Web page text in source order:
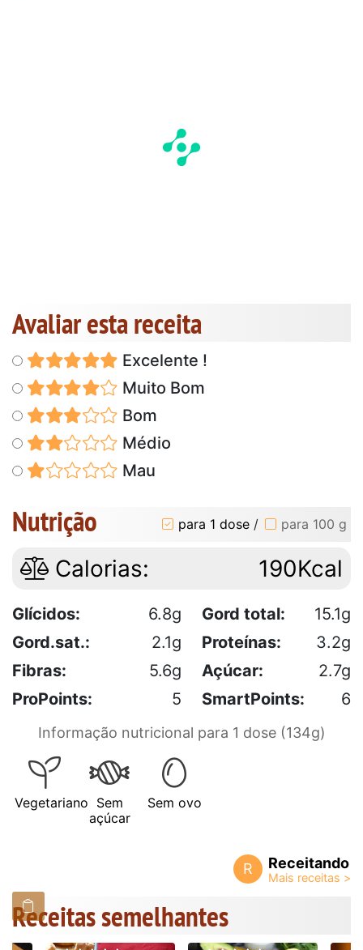
Avaliar esta receita
Excelente !
Muito Bom
Bom
Médio
Mau
Nutrição para 1 dose / para 100 g
Calorias: 190Kcal
Glícidos: 6.8g Gord total:
15.1g
Gord.sat.:
2.1g Proteínas:
3.2g
Fibras:
5.6g Açúcar:
2.7g
ProPoints:
5 SmartPoints: 6
Informação nutricional para 1 dose (134g)
Vegetariano Sem
açúcar
Sem ovo
R Receitando
Receitas semelhantes